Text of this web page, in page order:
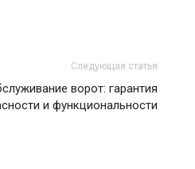
Следующая статья
ворот: гарантия
и функциональности